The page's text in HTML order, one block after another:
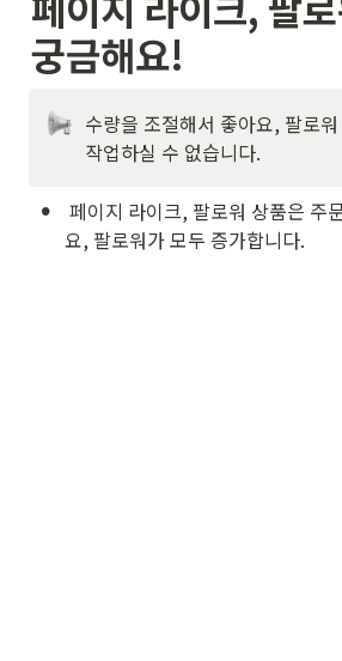
궁금해요!
수량을 조절해서 좋아요, 팔로
작업하실 수 없습니다.
•
요, 팔로워가 모두 증가합니다.